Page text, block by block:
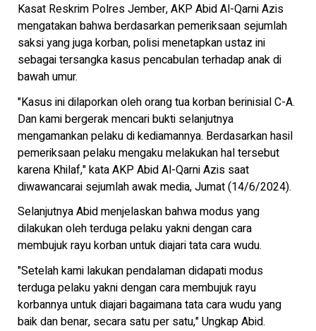
Kasat Reskrim Polres Jember, AKP Abid Al-Qarni Azis
mengatakan bahwa berdasarkan pemeriksaan sejumlah
saksi yang juga korban, polisi menetapkan ustaz ini
sebagai tersangka kasus pencabulan terhadap anak di
bawah umur.
"Kasus ini dilaporkan oleh orang tua korban berinisial C-A.
Dan kami bergerak mencari bukti selanjutnya
mengamankan pelaku di kediamannya. Berdasarkan hasil
pemeriksaan pelaku mengaku melakukan hal tersebut
karena Khilaf," kata AKP Abid Al-Qarni Azis saat
diwawancarai sejumlah awak media, Jumat (14/6/2024).
Selanjutnya Abid menjelaskan bahwa modus yang
dilakukan oleh terduga pelaku yakni dengan cara
membujuk rayu korban untuk diajari tata cara wudu.
"Setelah kami lakukan pendalaman didapati modus
terduga pelaku yakni dengan cara membujuk rayu
korbannya untuk diajari bagaimana tata cara wudu yang
baik dan benar, secara satu per satu," Ungkap Abid.